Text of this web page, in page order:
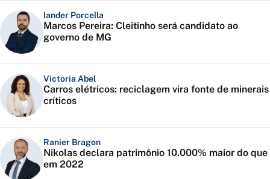
Iander Porcella
Marcos Pereira: Cleitinho será candidato ao
governo de MG
Victoria Abel
Carros elétricos: reciclagem vira fonte de minerais
críticos
Ranier Bragon
Nikolas declara patrimônio 10.000% maior do que
em 2022